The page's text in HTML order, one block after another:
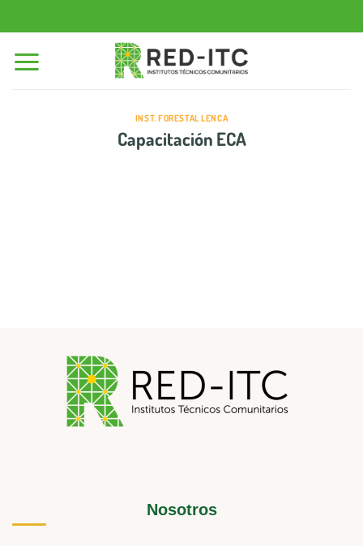
al
contenido
INST. FORESTAL LENCA
Capacitación ECA
Nosotros